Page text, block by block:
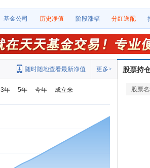
基金公司 历史净值 阶段涨幅 分红送配
更多>
随时随地查看最新净值
3年 5年 今年 成立来
股票持
股票